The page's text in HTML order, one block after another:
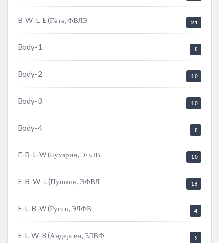
B-W-L-E (Гёте, ФВЛЭ 21
Body-1 8
Body-2 10
Body-3 10
Body-4 8
E-B-L-W (Бухарин, ЭФЛВ 10
E-B-W-L (Пушкин, ЭФВЛ 16
E-L-B-W (Руссо, ЭЛФВ 4
E-L-W-B (Андерсен, ЭЛВФ 9